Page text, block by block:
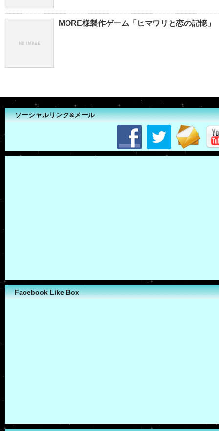
MORE様製作ゲーム「ヒマワリと恋の記憶」
ソーシャルリンク&メール
Facebook Like Box